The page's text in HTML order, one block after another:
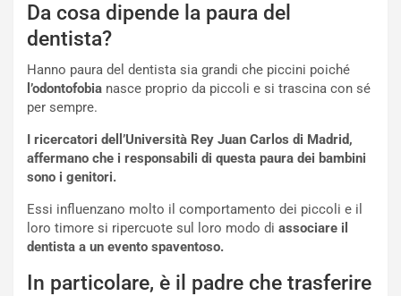
Da cosa dipende la paura del
dentista?
Hanno paura del dentista sia grandi che piccini poiché
l’odontofobia nasce proprio da piccoli e si trascina con sé
per sempre.
I ricercatori dell’Università Rey Juan Carlos di Madrid,
affermano che i responsabili di questa paura dei bambini
sono i genitori.
Essi influenzano molto il comportamento dei piccoli e il
loro timore si ripercuote sul loro modo di associare il
dentista a un evento spaventoso.
In particolare, è il padre che trasferire